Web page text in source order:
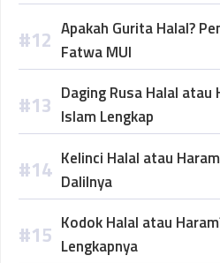
Apakah Gurita Halal?
Fatwa MUI
Daging Rusa Halal atau
Islam Lengkap
Kelinci Halal atau
Dalilnya
Kodok Halal atau
Lengkapnya